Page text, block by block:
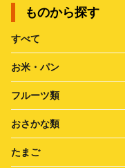
ものから探す
すべて
お米・パン
フルーツ類
おさかな類
たまご